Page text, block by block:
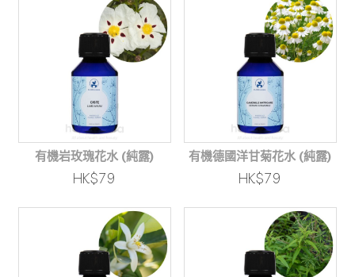
有機岩玫瑰花水 (純露)
HK$79
有機德國洋甘菊花水 (純露)
HK$79